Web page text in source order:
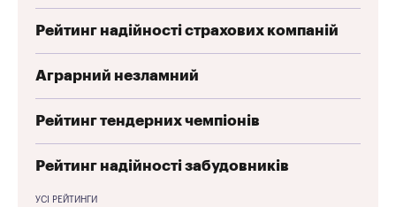
Рейтинг надійності страхових компаній
Аграрний незламний
Рейтинг тендерних чемпіонів
Рейтинг надійності забудовників
УСІ РЕЙТИНГИ